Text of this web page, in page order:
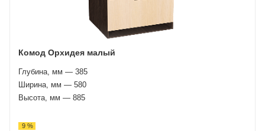
Комод Орхидея малый
Глубина, мм — 385
Ширина, мм — 580
Высота, мм — 885
9 %